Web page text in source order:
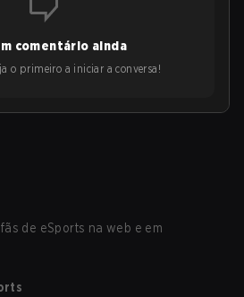
comentário ainda
o primeiro a iniciar a conversa!
de eSports na web e em